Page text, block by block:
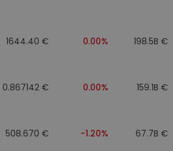
1644.40 € 0.00% 198.5B €
0.867142 € 0.00% 159.1B €
508.670 € -1.20% 67.7B €